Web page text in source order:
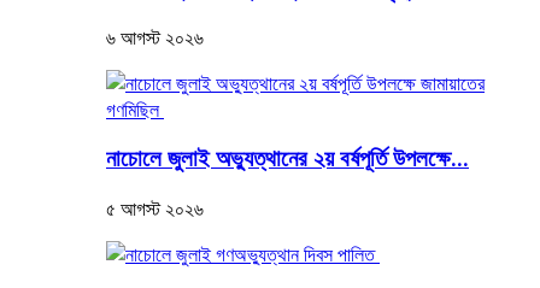
৬ আগস্ট ২০২৬
নাচোলে জুলাই অভ্যুত্থানের ২য় বর্ষপূর্তি উপলক্ষে...
৫ আগস্ট ২০২৬